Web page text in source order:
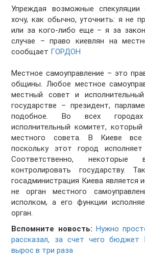
Упреждая возможные
хочу, как обычно, уточнить: я не
или за кого-либо еще – я за
случае – право киевлян на
сообщает ГОРДОН
Местное самоуправление – это
общины. Любое местное
местный совет и
государстве – президент,
подобное. Во всех
исполнительный комитет,
местного совета. В Киеве все
поскольку этот город
Соответственно, некоторые
контролировать государству.
госадминистрация Киева является
не орган местного
исполком, а его функции
орган.
Вспомните новость: Нужно
рассказал, за счет чего бюджет
вырос в три раза